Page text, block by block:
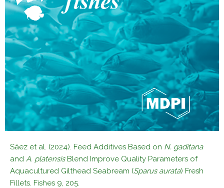
Sáez et al. (2024). Feed Additives Based on N. gaditana
and A. platensisBlend Improve Quality Parameters of
Aquacultured Gilthead Seabream (Sparus aurata) Fresh
Fillets. Fishes 9, 205.